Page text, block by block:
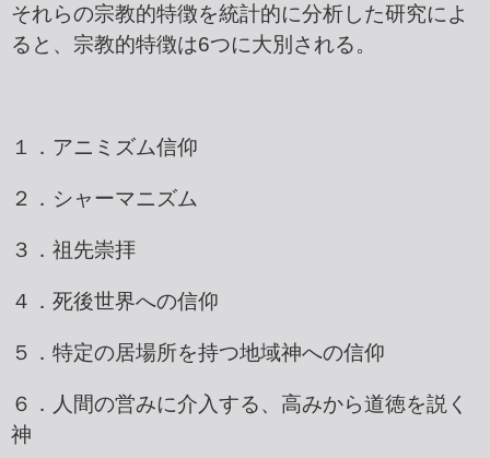
それらの宗教的特徴を統計的に分析した研究によ
ると、宗教的特徴は6つに大別される。
１．アニミズム信仰
２．シャーマニズム
３．祖先崇拝
４．死後世界への信仰
５．特定の居場所を持つ地域神への信仰
６．人間の営みに介入する、高みから道徳を説く
神